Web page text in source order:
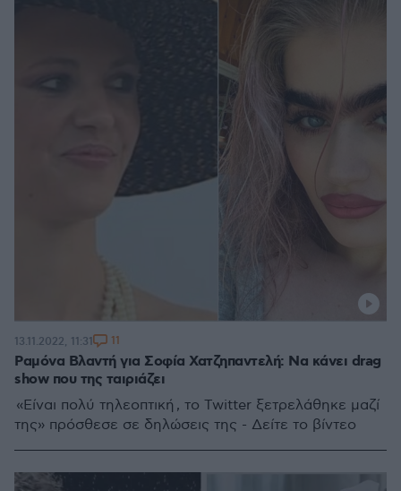
Ραμόνα Βλαντή για Σοφία Χατζηπαντελή: Να κάνει drag
show που της ταιριάζει
«Είναι πολύ τηλεοπτική , το Twitter ξετρελάθηκε μαζί
της» πρόσθεσε σε δηλώσεις της - Δείτε το βίντεο
13.11.2022, 11:31 11